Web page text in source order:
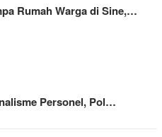
Rumah Warga di Sine,…
Personel, Pol…